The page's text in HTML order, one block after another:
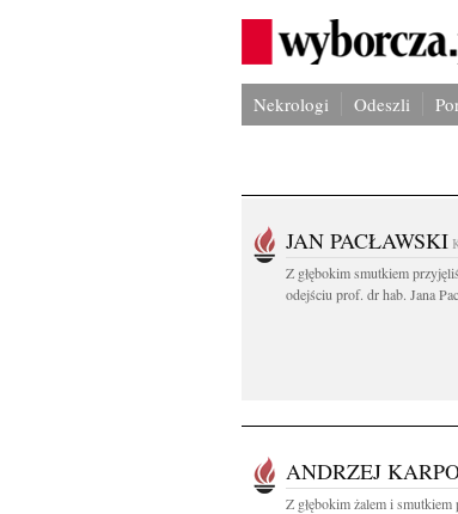
Nekrologi Odeszli
JAN PACŁAWSKI
Z głębokim smutkiem
odejściu prof. dr hab. Jana
ANDRZEJ
Z głębokim żalem i